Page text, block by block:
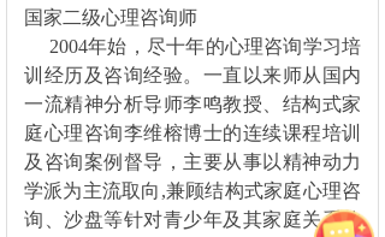
国家二级心理咨询师
2004年始，尽十年的心理咨询学习培
训经历及咨询经验。一直以来师从国内
一流精神分析导师李鸣教授、结构式家
庭心理咨询李维榕博士的连续课程培训
及咨询案例督导，主要从事以精神动力
学派为主流取向,兼顾结构式家庭心理咨
询、沙盘等针对青少年及其家庭关系的